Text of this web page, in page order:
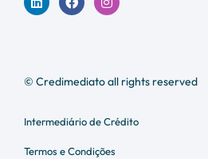
© Credimediato all rights reserved
Intermediário de Crédito
Termos e Condições